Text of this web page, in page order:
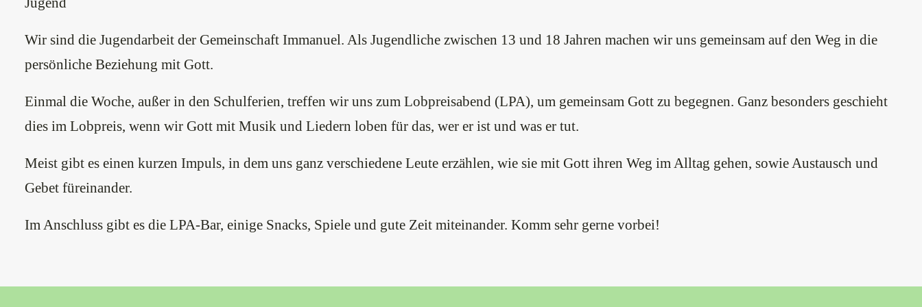
Wir sind die Jugendarbeit der Gemeinschaft Immanuel. Als Jugendliche zwischen 13 und 18 Jahren machen wir uns gemeinsam auf den Weg in die
persönliche Beziehung mit Gott.
Einmal die Woche, außer in den Schulferien, treffen wir uns zum Lobpreisabend (LPA), um gemeinsam Gott zu begegnen. Ganz besonders geschieht
dies im Lobpreis, wenn wir Gott mit Musik und Liedern loben für das, wer er ist und was er tut.
Meist gibt es einen kurzen Impuls, in dem uns ganz verschiedene Leute erzählen, wie sie mit Gott ihren Weg im Alltag gehen, sowie Austausch und
Gebet füreinander.
Im Anschluss gibt es die LPA-Bar, einige Snacks, Spiele und gute Zeit miteinander. Komm sehr gerne vorbei!